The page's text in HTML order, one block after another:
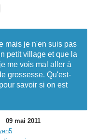
mais je n'en suis pas
petit village et que la
me vois mal aller à
grossesse. Qu'est-
savoir si on est
09 mai 2011